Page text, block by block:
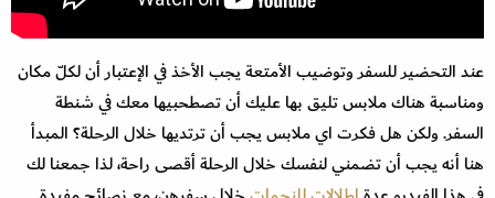
عند التحضير للسفر وتوضيب الأمتعة يجب الأخذ في الإعتبار أن لكلّ مكان
ومناسبة هناك ملابس تليق بها عليك أن تصطحبيها معك في شنطة
السفر. ولكن هل فكرت اي ملابس يجب أن ترتديها خلال الرحلة؟ المبدأ
هنا أنه يجب أن تضمني لنفسك خلال الرحلة أقصى راحة، لذا جمعنا لك